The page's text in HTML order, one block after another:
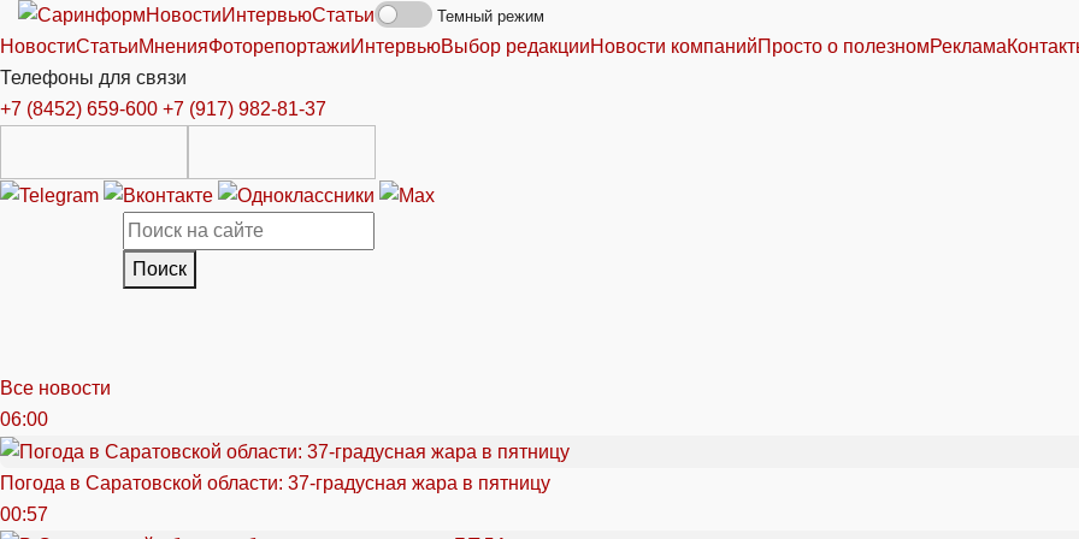
НовостиИнтервьюСтатьи Темный режим
НовостиСтатьиМненияФоторепортажиИнтервьюВыбор редакцииНовости компанийПросто о полезномРеклама
Телефоны для связи
+7 (8452) 659-600 +7 (917) 982-81-37
Поиск
Все новости
06:00
Погода в Саратовской области: 37-градусная жара в пятницу
00:57